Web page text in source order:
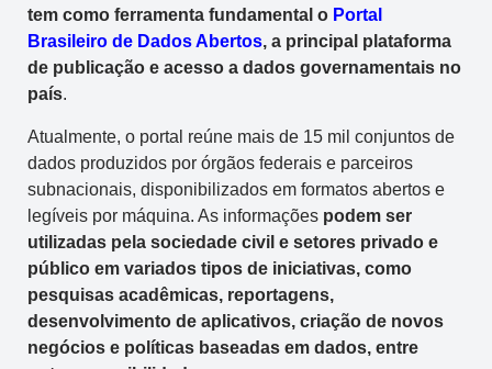
tem como ferramenta fundamental o Portal
Brasileiro de Dados Abertos, a principal plataforma
de publicação e acesso a dados governamentais no
país.
Atualmente, o portal reúne mais de 15 mil conjuntos de
dados produzidos por órgãos federais e parceiros
subnacionais, disponibilizados em formatos abertos e
legíveis por máquina. As informações podem ser
utilizadas pela sociedade civil e setores privado e
público em variados tipos de iniciativas, como
pesquisas acadêmicas, reportagens,
desenvolvimento de aplicativos, criação de novos
negócios e políticas baseadas em dados, entre